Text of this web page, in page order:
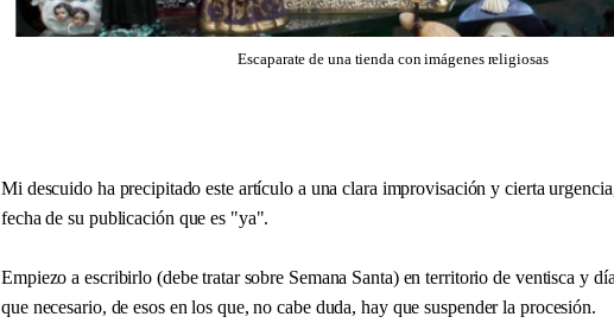
Escaparate de una tienda con imágenes religiosas
Mi descuido ha precipitado este artículo a una clara improvisación y cierta
fecha de su publicación que es "ya".
Empiezo a escribirlo (debe tratar sobre Semana Santa) en territorio de ventisca y
que necesario, de esos en los que, no cabe duda, hay que suspender la procesión.